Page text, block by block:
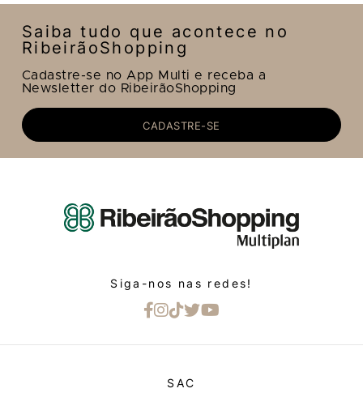
Saiba tudo que acontece no
RibeirãoShopping
Cadastre-se no App Multi e receba a
Newsletter do RibeirãoShopping
CADASTRE-SE
Siga-nos nas redes!
SAC